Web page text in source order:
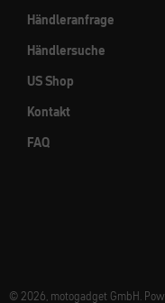
Händleranfrage
Händlersuche
US Shop
Kontakt
FAQ
© 2026, motogadget GmbH.